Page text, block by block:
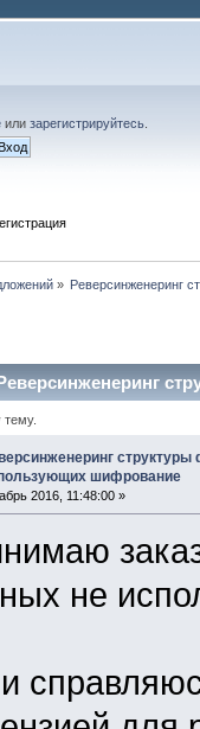
или зарегистрируйтесь.
» Реверсинженеринг
тему.
структуры
шифрование
2016, 11:48:00 »
не